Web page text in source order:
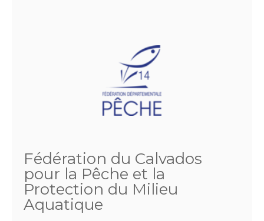
Fédération du Calvados
pour la Pêche et la
Protection du Milieu
Aquatique